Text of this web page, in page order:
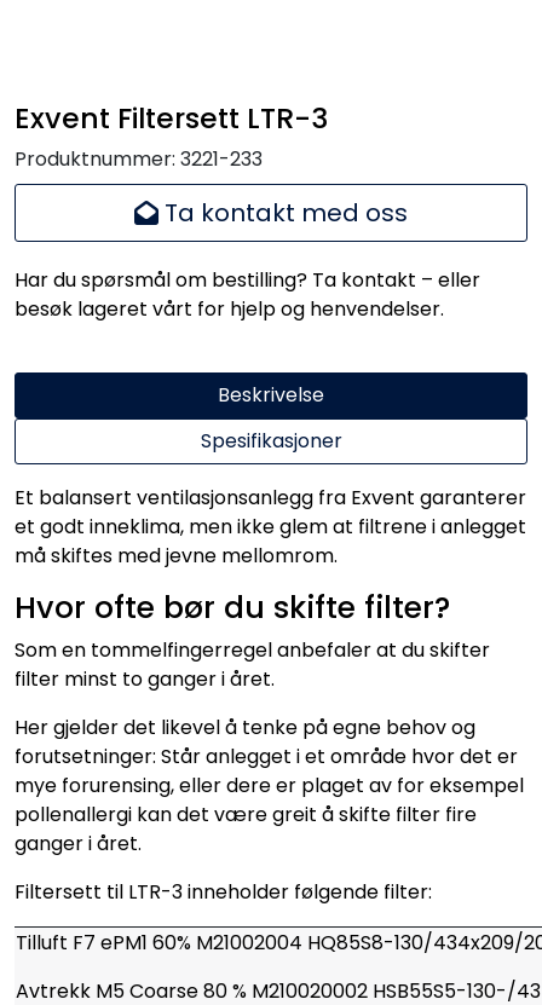
Exvent Filtersett LTR-3
Produktnummer: 3221-233
Ta kontakt med oss
Har du spørsmål om bestilling? Ta kontakt – eller
besøk lageret vårt for hjelp og henvendelser.
Beskrivelse
Spesifikasjoner
Et balansert ventilasjonsanlegg fra Exvent garanterer
et godt inneklima, men ikke glem at filtrene i anlegget
må skiftes med jevne mellomrom.
Hvor ofte bør du skifte filter?
Som en tommelfingerregel anbefaler at du skifter
filter minst to ganger i året.
Her gjelder det likevel å tenke på egne behov og
forutsetninger: Står anlegget i et område hvor det er
mye forurensing, eller dere er plaget av for eksempel
pollenallergi kan det være greit å skifte filter fire
ganger i året.
Filtersett til LTR-3 inneholder følgende filter:
Tilluft F7 ePM1 60% M21002004 HQ85S8-130/434x209/
Avtrekk M5 Coarse 80 % M210020002 HSB55S5-130-/